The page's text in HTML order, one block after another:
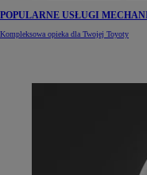
POPULARNE USŁUGI
Kompleksowa opieka dla Twojej Toyoty